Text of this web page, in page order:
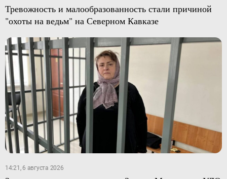
Тревожность и малообразованность стали причиной
"охоты на ведьм" на Северном Кавказе
14:21, 6 августа 2026